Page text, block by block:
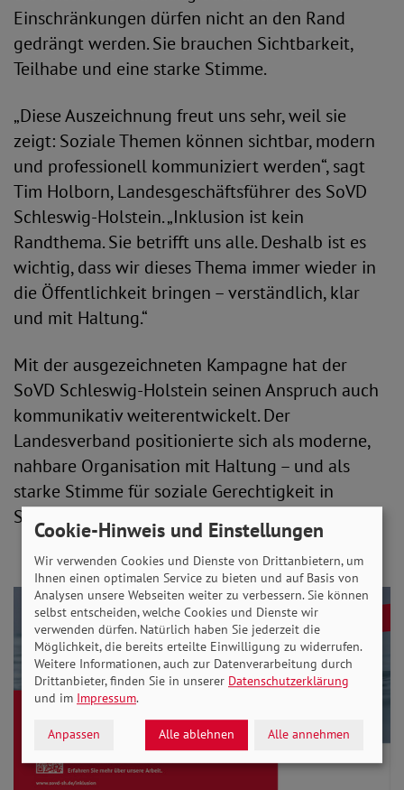
Einschränkungen dürfen nicht an den Rand
gedrängt werden. Sie brauchen Sichtbarkeit,
Teilhabe und eine starke Stimme.
„Diese Auszeichnung freut uns sehr, weil sie
zeigt: Soziale Themen können sichtbar, modern
und professionell kommuniziert werden“, sagt
Tim Holborn, Landesgeschäftsführer des SoVD
Schleswig-Holstein. „Inklusion ist kein
Randthema. Sie betrifft uns alle. Deshalb ist es
wichtig, dass wir dieses Thema immer wieder in
die Öffentlichkeit bringen – verständlich, klar
und mit Haltung.“
Mit der ausgezeichneten Kampagne hat der
SoVD Schleswig-Holstein seinen Anspruch auch
kommunikativ weiterentwickelt. Der
Landesverband positionierte sich als moderne,
nahbare Organisation mit Haltung – und als
starke Stimme für soziale Gerechtigkeit in
Schleswig-Holstein.
Cookie-Hinweis und Einstellungen
Wir verwenden Cookies und Dienste von Drittanbietern, um
Ihnen einen optimalen Service zu bieten und auf Basis von
Analysen unsere Webseiten weiter zu verbessern. Sie können
selbst entscheiden, welche Cookies und Dienste wir
verwenden dürfen. Natürlich haben Sie jederzeit die
Möglichkeit, die bereits erteilte Einwilligung zu widerrufen.
Weitere Informationen, auch zur Datenverarbeitung durch
Drittanbieter, finden Sie in unserer Datenschutzerklärung
und im Impressum.
Anpassen Alle ablehnen Alle annehmen